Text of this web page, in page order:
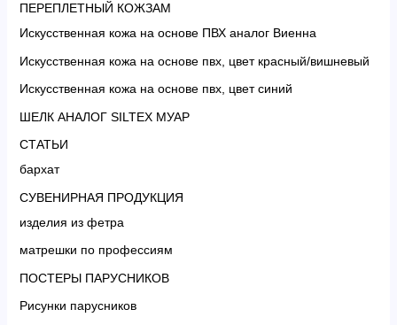
ПЕРЕПЛЕТНЫЙ КОЖЗАМ
Искусственная кожа на основе ПВХ аналог Виенна
Искусственная кожа на основе пвх, цвет красный/вишневый
Искусственная кожа на основе пвх, цвет синий
ШЕЛК АНАЛОГ SILTEX МУАР
СТАТЬИ
бархат
СУВЕНИРНАЯ ПРОДУКЦИЯ
изделия из фетра
матрешки по профессиям
ПОСТЕРЫ ПАРУСНИКОВ
Рисунки парусников